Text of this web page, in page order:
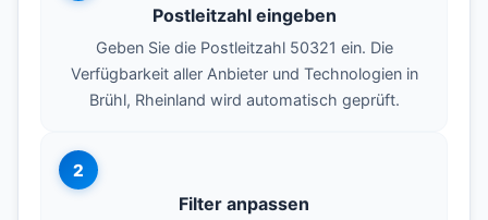
Postleitzahl eingeben
Geben Sie die Postleitzahl 50321 ein. Die
Verfügbarkeit aller Anbieter und Technologien in
Brühl, Rheinland wird automatisch geprüft.
2
Filter anpassen